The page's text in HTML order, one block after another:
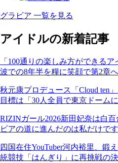
グラビア 一覧を見る
アイドルの新着記事
「100通りの楽しみ方ができる
波での8年半を糧に笑顔で第2章へ
秋元康プロデュース「Cloud ten
目標は「30人全員で東京ドーム
RIZINガール2026新田妃奈は白
ビアの道に進んだのは私だけです
四国在住YouTuber河内裕里、鍛
統競技「はんぎり」に再挑戦の決